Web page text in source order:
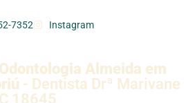
7352
Instagram
Almeida em
- Dentista Drª Marivane
18645